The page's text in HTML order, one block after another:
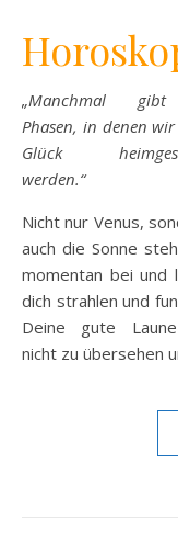
„Manchmal gibt es
Phasen, in denen
Glück
werden.“
Nicht nur Venus,
auch die Sonne
momentan bei und
dich strahlen und
Deine gute
nicht zu übersehen